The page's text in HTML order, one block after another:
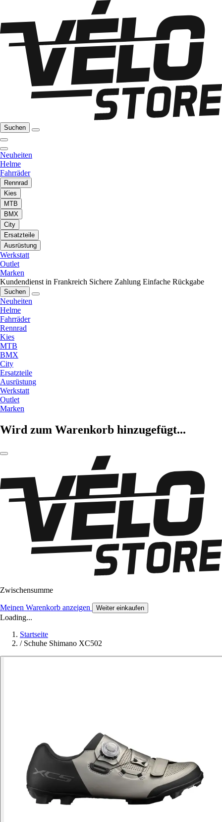
Suchen
Neuheiten
Helme
Fahrräder
Rennrad
Kies
MTB
BMX
City
Ersatzteile
Ausrüstung
Werkstatt
Outlet
Marken
Kundendienst in Frankreich Sichere Zahlung Einfache Rückgabe
Suchen
Neuheiten
Helme
Fahrräder
Rennrad
Kies
MTB
BMX
City
Ersatzteile
Ausrüstung
Werkstatt
Outlet
Marken
Wird zum Warenkorb hinzugefügt...
Zwischensumme
Meinen Warenkorb anzeigen Weiter einkaufen
Loading...
Startseite
/ Schuhe Shimano XC502